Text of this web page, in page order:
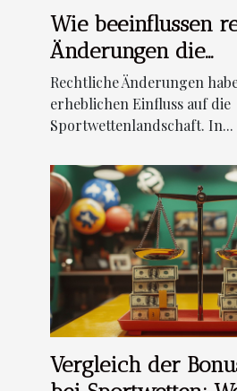
Wie beeinflussen
Änderungen die
Rechtliche Änderungen
erheblichen Einfluss auf die
Sportwettenlandschaft. In...
Vergleich der